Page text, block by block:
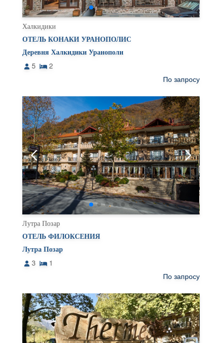
Халкидики
ОТЕЛЬ КОНАКИ УРАНОПОЛИС
Деревня Халкидики Уранополи
5
2
По запросу
Лутра Позар
ОТЕЛЬ ФИЛОКСЕНИЯ
Лутра Позар
3
1
По запросу